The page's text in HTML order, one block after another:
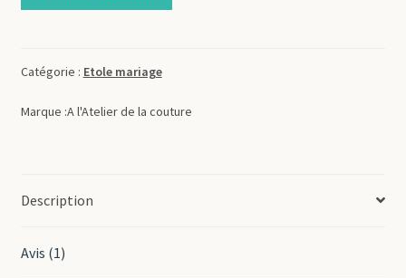
en
à
Catégorie : Etole mariage
Marque :A l'Atelier de la couture
Description
Avis (1)